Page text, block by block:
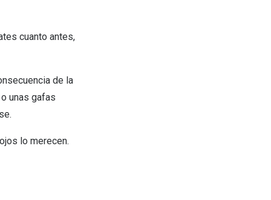
cuanto antes,
de la
unas gafas
lo merecen.